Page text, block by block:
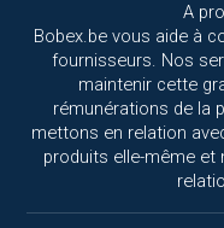
A
Bobex.be vous aide à
fournisseurs. Nos
maintenir cette
rémunérations de la
mettons en relation
produits elle-même et